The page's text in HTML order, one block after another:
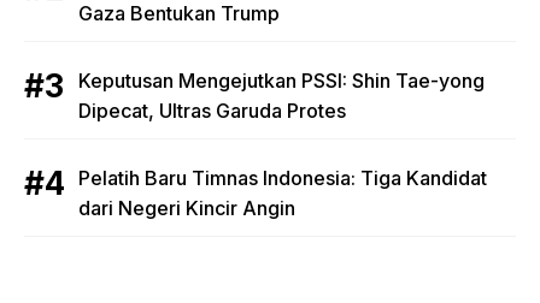
Gaza Bentukan Trump
Keputusan Mengejutkan PSSI: Shin Tae-yong
Dipecat, Ultras Garuda Protes
Pelatih Baru Timnas Indonesia: Tiga Kandidat
dari Negeri Kincir Angin